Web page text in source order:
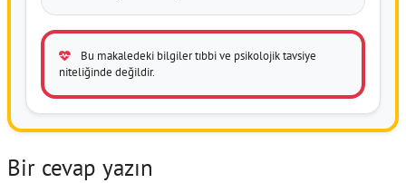
Bu makaledeki bilgiler tıbbi ve psikolojik tavsiye
niteliğinde değildir.
Bir cevap yazın